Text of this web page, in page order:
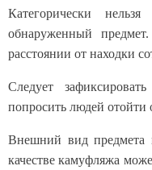
Категорически нельзя
обнаруженный
расстоянии от находки
Следует
попросить людей отойти
Внешний вид предмета
качестве камуфляжа